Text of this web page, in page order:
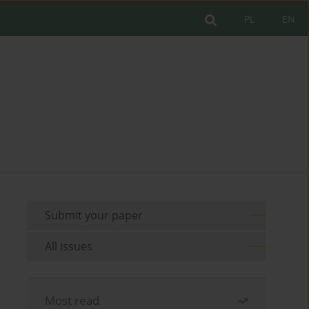
EN
PL
Submit your paper
All issues
Most read